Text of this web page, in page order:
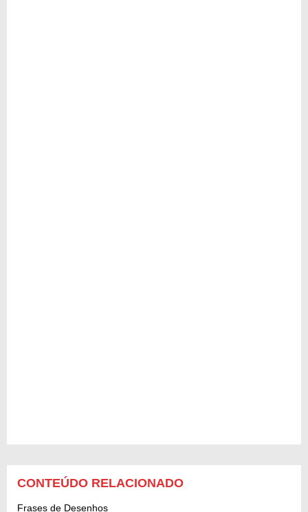
CONTEÚDO RELACIONADO
Frases de Desenhos